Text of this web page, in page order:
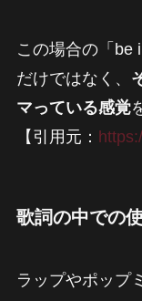
この場合の「be
だけではなく、
マっている感覚
【引用元：
歌詞の中での
ラップやポップ